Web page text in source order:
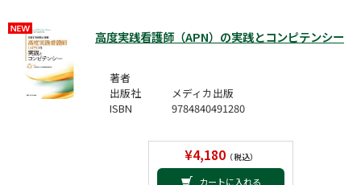
高度実践看護師（APN）の実践とコンピテンシー
著者
出版社
メディカ出版
ISBN
9784840491280
¥4,180（税込）
カートに入れる